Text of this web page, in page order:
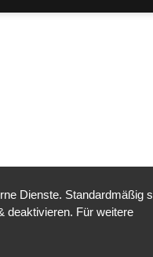
Dienste. Standardmäßig
deaktivieren. Für weitere